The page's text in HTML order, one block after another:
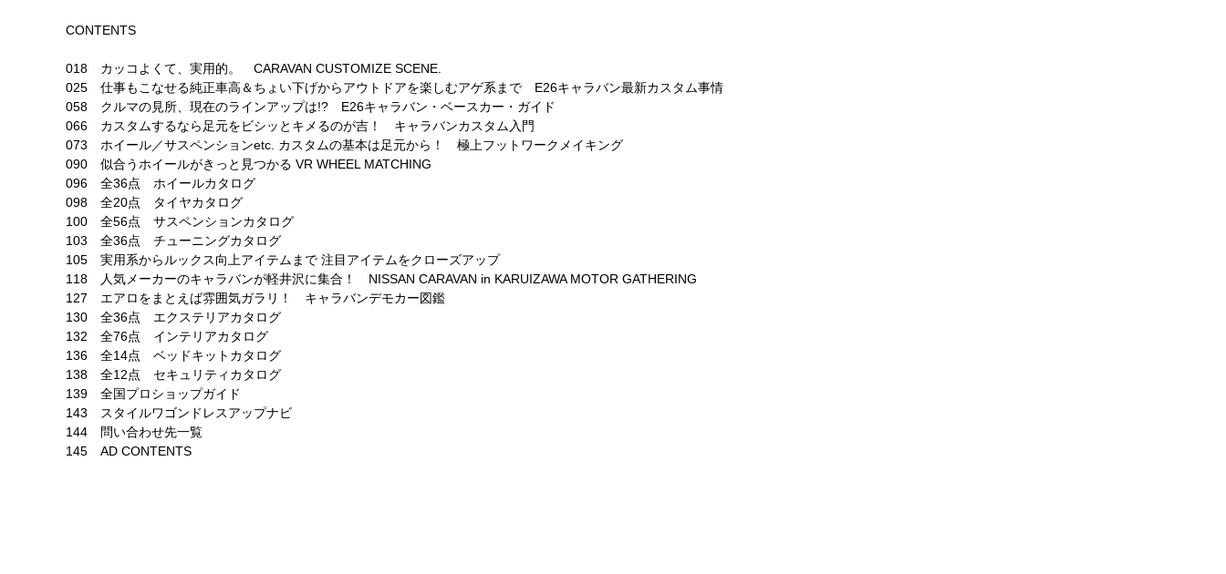
CONTENTS
018 カッコよくて、実用的。 CARAVAN CUSTOMIZE SCENE.
025 仕事もこなせる純正車高＆ちょい下げからアウトドアを楽しむアゲ系まで E26キャラバン最新カスタム事情
058 クルマの見所、現在のラインアップは!? E26キャラバン・ベースカー・ガイド
066 カスタムするなら足元をビシッとキメるのが吉！ キャラバンカスタム入門
073 ホイール／サスペンションetc. カスタムの基本は足元から！ 極上フットワークメイキング
090 似合うホイールがきっと見つかる VR WHEEL MATCHING
096 全36点 ホイールカタログ
098 全20点 タイヤカタログ
100 全56点 サスペンションカタログ
103 全36点 チューニングカタログ
105 実用系からルックス向上アイテムまで 注目アイテムをクローズアップ
118 人気メーカーのキャラバンが軽井沢に集合！ NISSAN CARAVAN in KARUIZAWA MOTOR GATHERING
127 エアロをまとえば雰囲気ガラリ！ キャラバンデモカー図鑑
130 全36点 エクステリアカタログ
132 全76点 インテリアカタログ
136 全14点 ベッドキットカタログ
138 全12点 セキュリティカタログ
139 全国プロショップガイド
143 スタイルワゴンドレスアップナビ
144 問い合わせ先一覧
145 AD CONTENTS